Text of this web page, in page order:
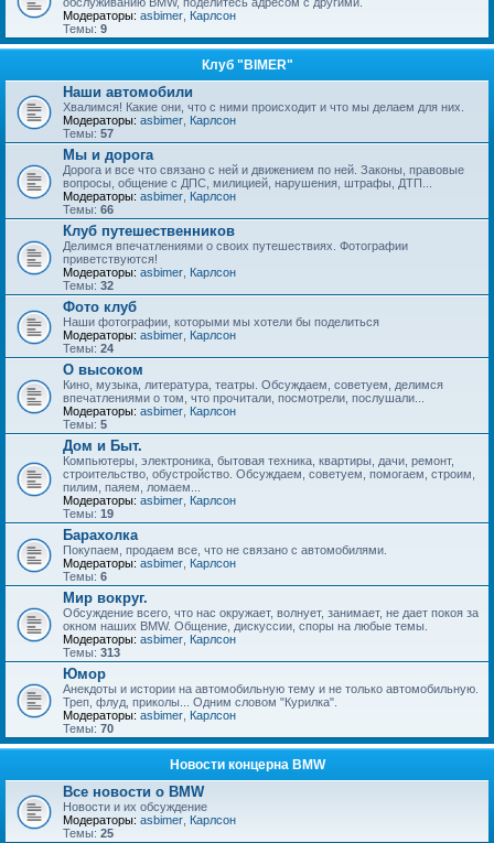
Модераторы: asbimer Карлсон
Темы: 9
Клуб "BIMER"
Наши автомобили
Хвалимся! Какие они, что с ними происходит и что мы делаем для них.
Модераторы: asbimer Карлсон
Темы: 57
Мы и дорога
Дорога и все что связано с ней и движением по ней. Законы, правовые
вопросы, общение с ДПС, милицией, нарушения, штрафы, ДТП...
Модераторы: asbimer Карлсон
Темы: 66
Клуб путешественников
Делимся впечатлениями о своих путешествиях. Фотографии
приветствуются!
Модераторы: asbimer Карлсон
Темы: 32
Фото клуб
Наши фотографии, которыми мы хотели бы поделиться
Модераторы: asbimer Карлсон
Темы: 24
О высоком
Кино, музыка, литература, театры. Обсуждаем, советуем, делимся
впечатлениями о том, что прочитали, посмотрели, послушали...
Модераторы: asbimer Карлсон
Темы: 5
Дом и Быт.
Компьютеры, электроника, бытовая техника, квартиры, дачи, ремонт,
строительство, обустройство. Обсуждаем, советуем, помогаем, строим,
пилим, паяем, ломаем...
Модераторы: asbimer Карлсон
Темы: 19
Барахолка
Покупаем, продаем все, что не связано с автомобилями.
Модераторы: asbimer Карлсон
Темы: 6
Мир вокруг.
Обсуждение всего, что нас окружает, волнует, занимает, не дает покоя за
окном наших BMW. Общение, дискуссии, споры на любые темы.
Модераторы: asbimer Карлсон
Темы: 313
Юмор
Анекдоты и истории на автомобильную тему и не только автомобильную.
Треп, флуд, приколы... Одним словом "Курилка".
Модераторы: asbimer Карлсон
Темы: 70
Новости концерна BMW
Все новости о BMW
Новости и их обсуждение
Модераторы: asbimer Карлсон
Темы: 25